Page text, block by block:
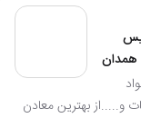
همدان
و.....از بهترین معادن